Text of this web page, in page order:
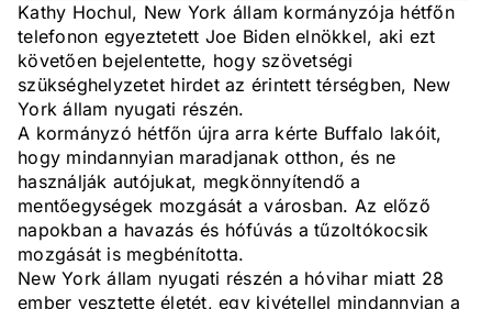
Kathy Hochul, New York állam kormányzója hétfőn
telefonon egyeztetett Joe Biden elnökkel, aki ezt
követően bejelentette, hogy szövetségi
szükséghelyzetet hirdet az érintett térségben, New
York állam nyugati részén.
A kormányzó hétfőn újra arra kérte Buffalo lakóit,
hogy mindannyian maradjanak otthon, és ne
használják autójukat, megkönnyítendő a
mentőegységek mozgását a városban. Az előző
napokban a havazás és hófúvás a tűzoltókocsik
mozgását is megbénította.
New York állam nyugati részén a hóvihar miatt 28
ember vesztette életét, egy kivétellel mindannyian a